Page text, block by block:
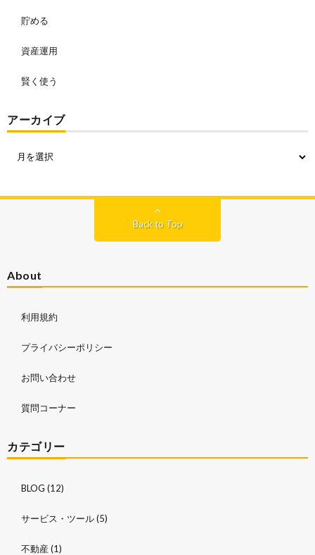
貯める
資産運用
賢く使う
アーカイブ
Back to Top
About
利用規約
プライバシーポリシー
お問い合わせ
質問コーナー
カテゴリー
BLOG (12)
サービス・ツール(5)
不動産(1)